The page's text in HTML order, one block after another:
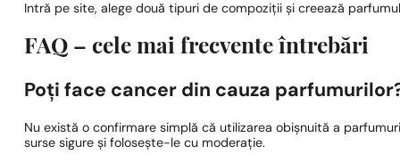
Intră pe site, alege două tipuri de compoziții și creează
FAQ – cele mai frecvente întrebări
Poți face cancer din cauza
Nu există o confirmare simplă că utilizarea obișnuită a
surse sigure și folosește-le cu moderație.